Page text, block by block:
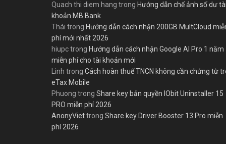
Quach thi diem hang trong Hướng dẫn chế ảnh số dư
khoản MB Bank
Thái trong Hướng dẫn cách nhận 200GB MultCloud
phí mới nhất 2026
hiupctrong Hướng dẫn cách nhận Google AI Pro 1 năm
miễn phí cho tài khoản mới
Linh trong Cách hoàn thuế TNCN không cần chứng từ
eTax Mobile
Phuong trong Share key bản quyền IObit Uninstaller 15
PRO miễn phí 2026
AnonyViettrong Share key Driver Booster 13 Pro miễn
phí 2026